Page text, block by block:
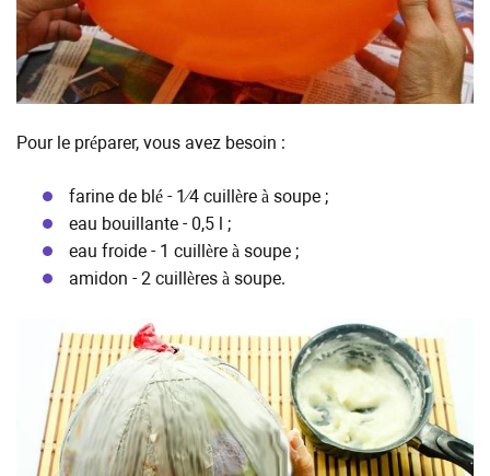
Pour le préparer, vous avez besoin :
farine de blé - 1⁄4 cuillère à soupe ;
eau bouillante - 0,5 l ;
eau froide - 1 cuillère à soupe ;
amidon - 2 cuillères à soupe.